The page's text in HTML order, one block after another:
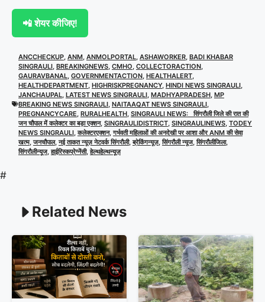
📲 शेयर कीजिए!
ANCCHECKUP, ANM, ANMOLPORTAL, ASHAWORKER, BADI KHABAR
SINGRAULI, BREAKINGNEWS, CMHO, COLLECTORACTION,
GAURAVBANAL, GOVERNMENTACTION, HEALTHALERT,
HEALTHDEPARTMENT, HIGHRISKPREGNANCY, HINDI NEWS SINGRAULI,
JANCHAUPAL, LATEST NEWS SINGRAULI, MADHYAPRADESH, MP
BREAKING NEWS SINGRAULI, NAITAAQAT NEWS SINGRAULI,
PREGNANCYCARE, RURALHEALTH, SINGRAULI NEWS: सिंगरौली जिले की रात की
जन चौपाल में कलेक्टर का बड़ा एक्शन, SINGRAULIDISTRICT, SINGRAULINEWS, TODEY
NEWS SINGRAULI,कलेक्टरएक्शन,गर्भवती महिलाओं की अनदेखी पर आशा और ANM की सेवा
खत्म,जनचौपाल,नई ताकत न्यूज़ नेटवर्क सिंगरौली,ब्रेकिंगन्यूज़,सिंगरौली न्यूज,सिंगरौलीजिला,
सिंगरौलीन्यूज,हाईरिस्कप्रेग्नेंसी,हेल्थहेल्थन्यूज़
#
Related News